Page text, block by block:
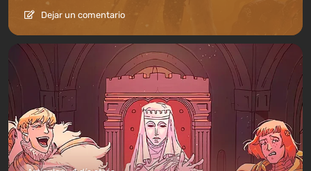
Dejar un comentario